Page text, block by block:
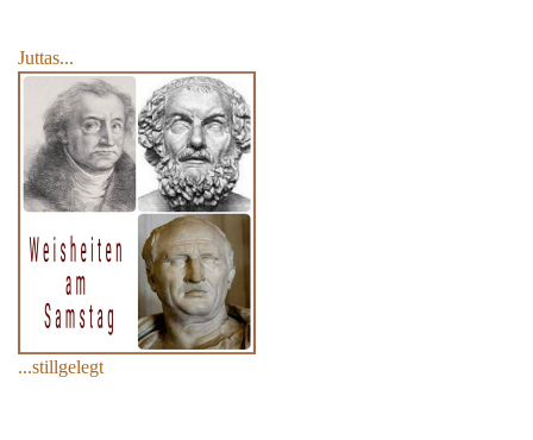
Juttas...
...stillgelegt